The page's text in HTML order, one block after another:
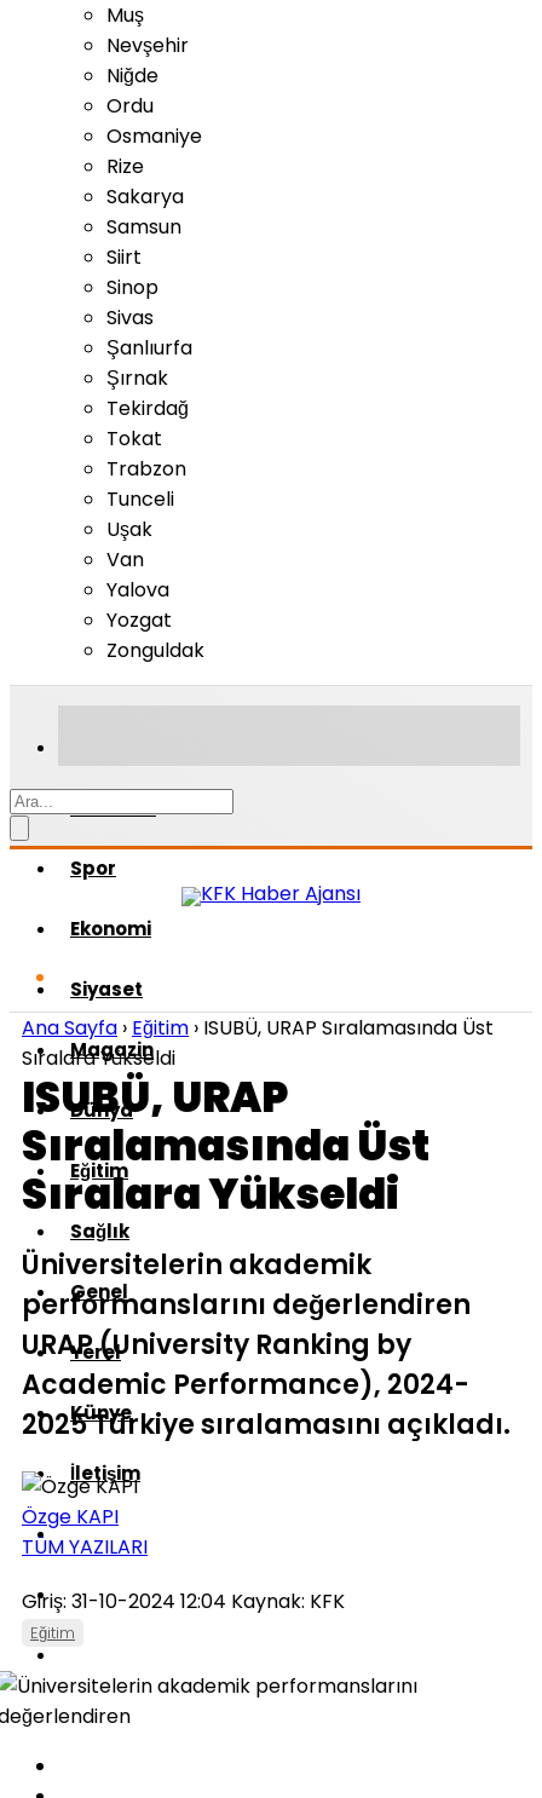
Muş
Nevşehir
Niğde
Ordu
Osmaniye
Rize
Sakarya
Samsun
Siirt
Sinop
Sivas
Şanlıurfa
Şırnak
Tekirdağ
Tokat
Trabzon
Tunceli
Uşak
Van
Yalova
Yozgat
Zonguldak
Gündem
Spor
Ekonomi
Siyaset
Magazin
Dünya
Eğitim
Sağlık
Genel
Yerel
Künye
İletişim
Ana Sayfa › Eğitim › ISUBÜ, URAP Sıralamasında Üst
Sıralara Yükseldi
ISUBÜ, URAP
Sıralamasında Üst
Sıralara Yükseldi
Üniversitelerin akademik
performanslarını değerlendiren
URAP (University Ranking by
Academic Performance), 2024-
2025 Türkiye sıralamasını açıkladı.
Özge KAPI
TÜM YAZILARI
Giriş: 31-10-2024 12:04 Kaynak: KFK
Eğitim